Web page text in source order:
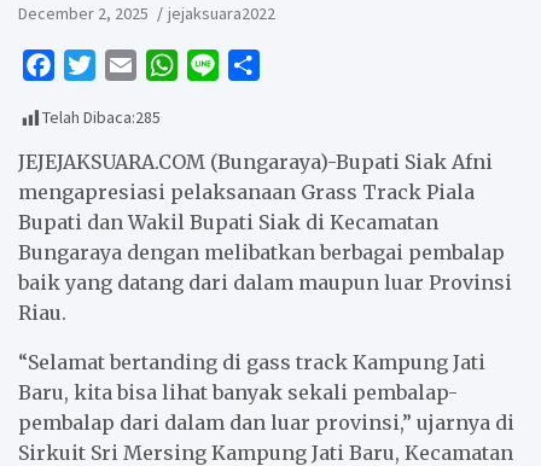
December 2, 2025 jejaksuara2022
c
e
b
o
o
k
i
t
t
e
r
a
i
l
W
t
s
A
p
p
e
r
e
Telah Dibaca:285
JEJEJAKSUARA.COM (Bungaraya)-Bupati Siak Afni
mengapresiasi pelaksanaan Grass Track Piala
Bupati dan Wakil Bupati Siak di Kecamatan
Bungaraya dengan melibatkan berbagai pembalap
baik yang datang dari dalam maupun luar Provinsi
Riau.
“Selamat bertanding di gass track Kampung Jati
Baru, kita bisa lihat banyak sekali pembalap-
pembalap dari dalam dan luar provinsi,” ujarnya di
Sirkuit Sri Mersing Kampung Jati Baru, Kecamatan